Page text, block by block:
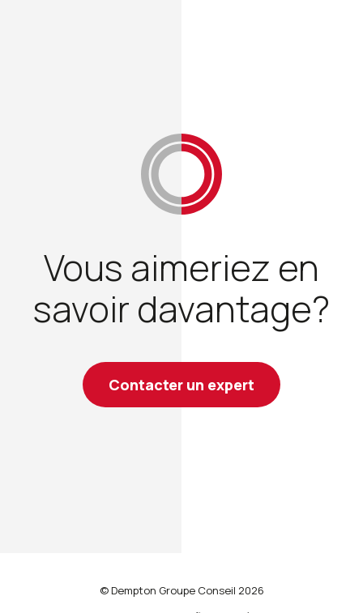
Vous aimeriez en
savoir davantage?
Contacter un expert
© Dempton Groupe Conseil 2026